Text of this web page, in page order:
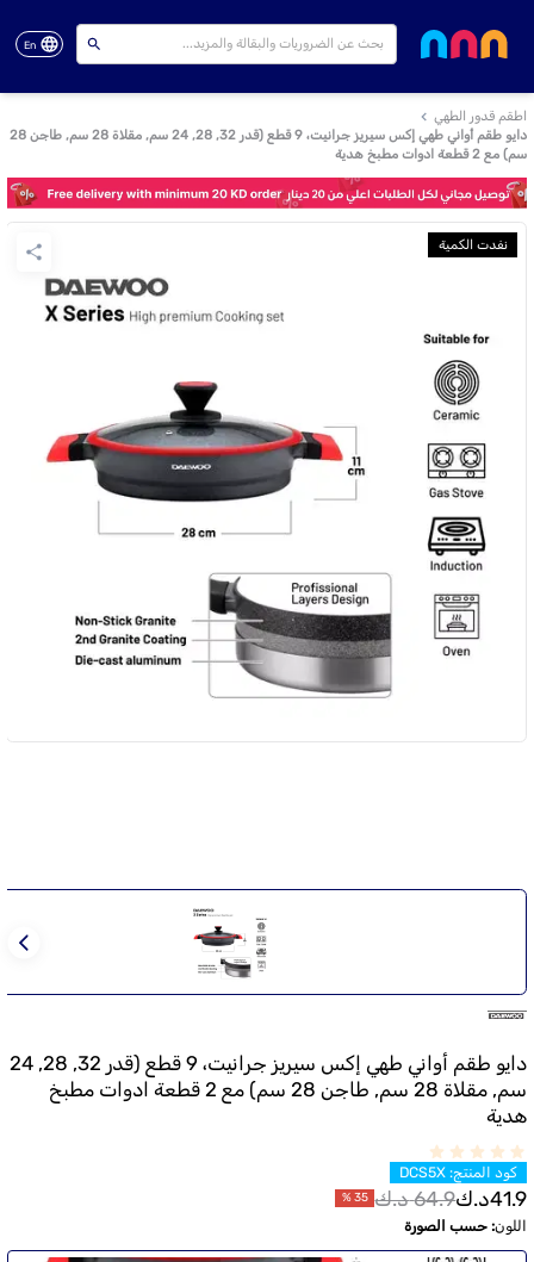
En
اطقم قدور الطهي
دايو طقم أواني طهي إكس سيريز جرانيت، 9 قطع (قدر 32, 28, 24 سم, مقلاة 28 سم, طاجن 28
سم) مع 2 قطعة ادوات مطبخ هدية
نفدت الكمية
دايو طقم أواني طهي إكس سيريز جرانيت، 9 قطع (قدر 32, 28, 24
سم, مقلاة 28 سم, طاجن 28 سم) مع 2 قطعة ادوات مطبخ
هدية
كود المنتج:
DCS5X
41.9د.ك64.9 د.ك 35
%
اللون: حسب الصورة